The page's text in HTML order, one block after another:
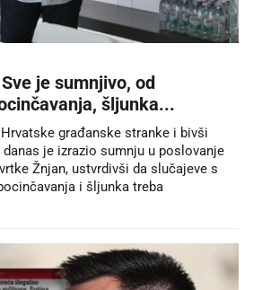
je sumnjivo, od
šljunka...
građanske stranke i bivši
je izrazio sumnju u poslovanje
Žnjan, ustvrdivši da slučajeve s
i šljunka treba